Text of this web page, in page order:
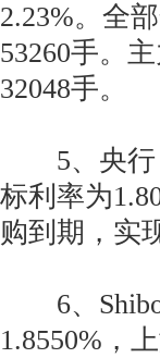
2.23%。全
53260手。
32048手。
5、央行：
标利率为
购到期，实
6、Shibor
1.8550%，